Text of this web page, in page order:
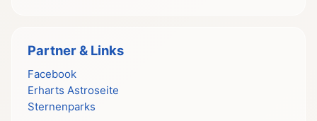
Partner & Links
Facebook
Erharts Astroseite
Sternenparks